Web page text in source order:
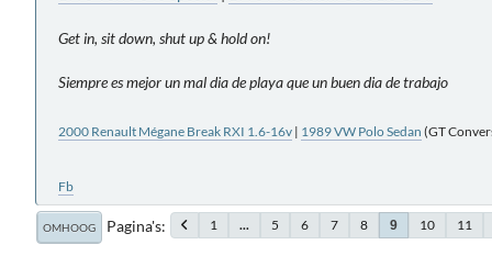
Get in, sit down, shut up & hold on!
Siempre es mejor un mal dia de playa que un buen dia de trabajo
2000 Renault Mégane Break RXI 1.6-16v | 1989 VW Polo Sedan (GT
Fb
OMHOOG Pagina's 1 ... 5 6 7 8 9 10 11